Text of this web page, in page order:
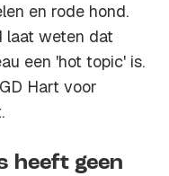
en rode hond.
laat weten dat
een 'hot topic' is.
Hart voor
heeft geen